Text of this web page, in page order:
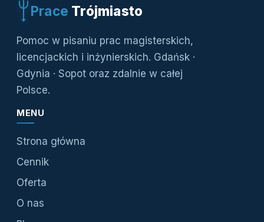
Prace Trójmiasto
Pomoc w pisaniu prac magisterskich,
licencjackich i inżynierskich. Gdańsk ·
Gdynia · Sopot oraz zdalnie w całej
Polsce.
MENU
Strona główna
Cennik
Oferta
O nas